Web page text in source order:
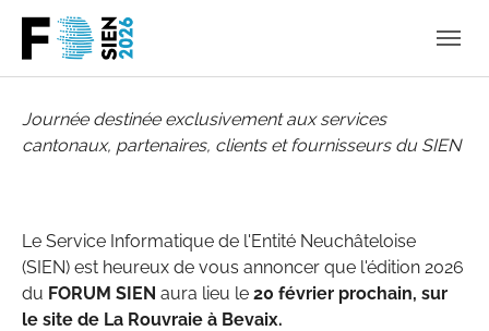
Skip to main navigation
Skip to main content
Skip to page footer
Journée destinée exclusivement aux services
cantonaux, partenaires, clients et fournisseurs du SIEN
Le Service Informatique de l'Entité Neuchâteloise
(SIEN) est heureux de vous annoncer que l'édition 2026
du FORUM SIEN aura lieu le 20 février prochain, sur
le site de La Rouvraie à Bevaix.